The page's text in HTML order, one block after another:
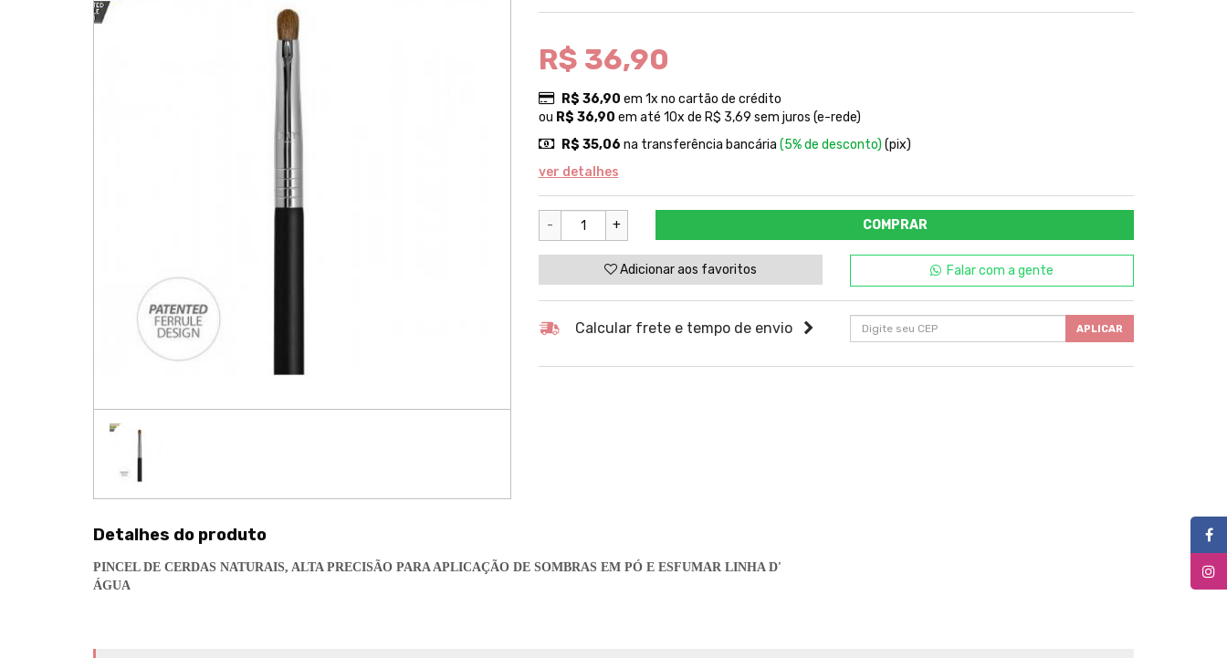
R$ 36,90
R$ 36,90 em 1x no cartão de crédito
ou R$ 36,90 em até 10x de R$ 3,69 sem juros (e-rede)
R$ 35,06 na transferência bancária (5% de desconto) (pix)
ver detalhes
- + COMPRAR
Adicionar aos favoritos Falar com a gente
Calcular frete e tempo de envio APLICAR
Detalhes do produto
PINCEL DE CERDAS NATURAIS, ALTA PRECISÃO PARA APLICAÇÃO DE SOMBRAS EM PÓ E ESFUMAR LINHA D'
ÁGUA